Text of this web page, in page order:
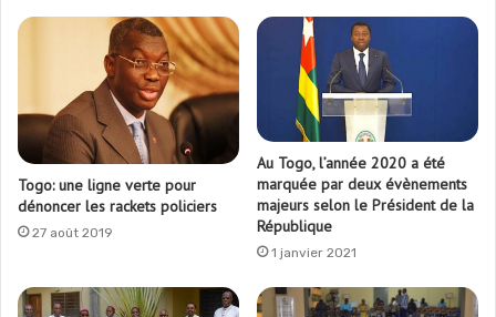
Togo: une ligne verte pour
dénoncer les rackets policiers
27 août 2019
Au Togo, l’année 2020 a été
marquée par deux évènements
majeurs selon le Président de la
République
1 janvier 2021